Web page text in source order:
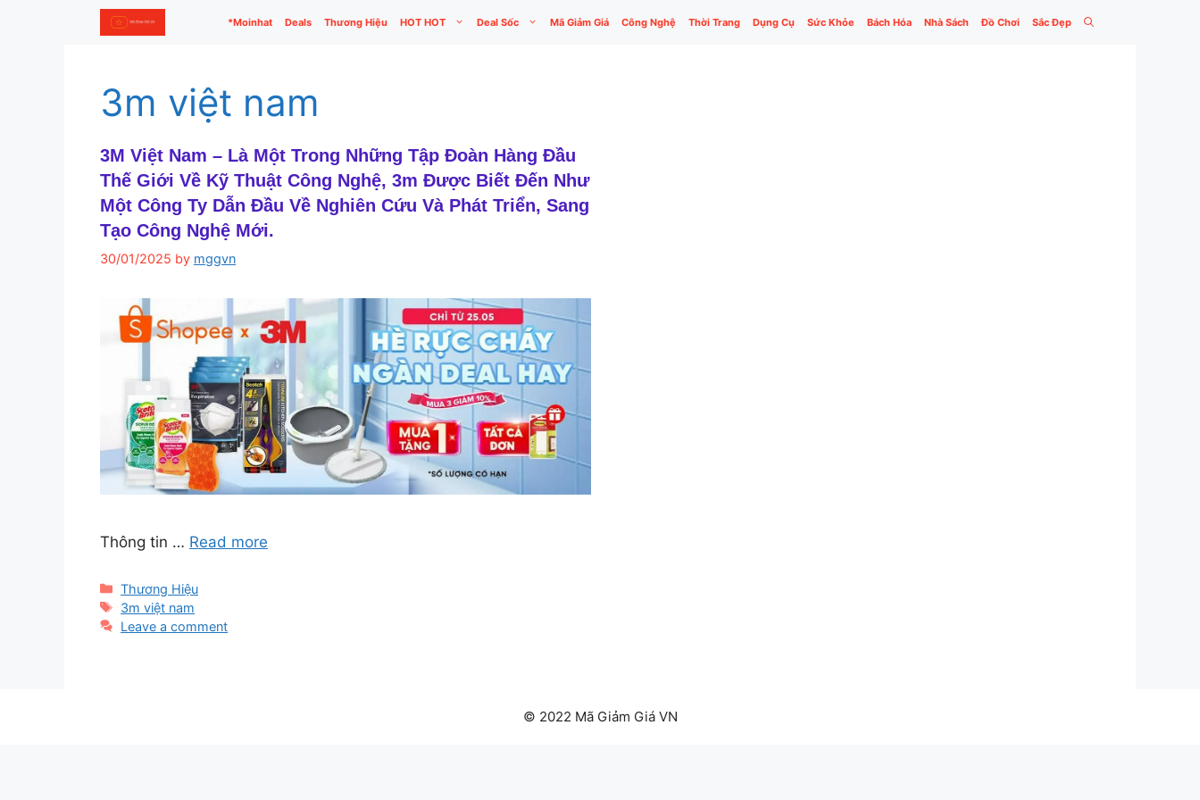
*Moinhat Deals Thương Hiệu HOT HOT Deal Sốc Mã Giảm Giá Công Nghệ Thời Trang Dụng Cụ Sức Khỏe Bách Hóa Nhà Sách Đồ Chơi Sắc Đẹp
3m việt nam
3M Việt Nam – Là Một Trong Những Tập Đoàn Hàng Đầu
Thế Giới Về Kỹ Thuật Công Nghệ, 3m Được Biết Đến Như
Một Công Ty Dẫn Đầu Về Nghiên Cứu Và Phát Triển, Sang
Tạo Công Nghệ Mới.
30/01/2025 by mggvn
Thông tin … Read more
Categories
Thương Hiệu
Tags
3m việt nam
Leave a comment
© 2022 Mã Giảm Giá VN